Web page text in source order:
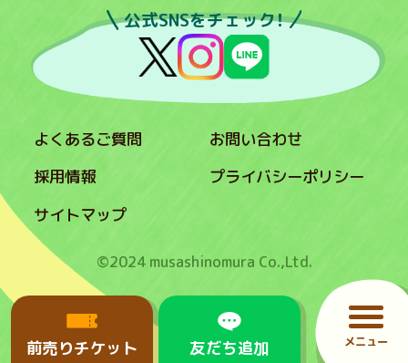
前売りチケット 友だち追加 メニュー
公式SNSをチェック！
よくあるご質問
お問い合わせ
採用情報
プライバシーポリシー
サイトマップ
©2024 musashinomura Co.,Ltd.